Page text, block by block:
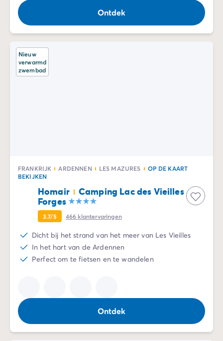
Ontdek
Nieuw
verwarmd
zwembad
FRANKRIJK ARDENNEN LES MAZURES
OP DE KAART
BEKIJKEN
Homair
Camping Lac des Vieilles
Forges
3.7/5 466 klantervaringen
Dicht bij het strand van het meer van Les Vieilles
In het hart van de Ardennen
Perfect om te fietsen en te wandelen
Ontdek